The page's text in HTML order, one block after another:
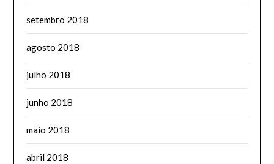
setembro 2018
agosto 2018
julho 2018
junho 2018
maio 2018
abril 2018